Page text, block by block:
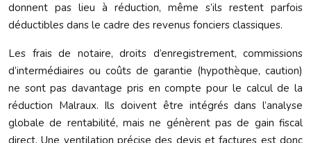
donnent pas lieu à réduction, même s’ils restent parfois
déductibles dans le cadre des revenus fonciers classiques.
Les frais de notaire, droits d’enregistrement, commissions
d’intermédiaires ou coûts de garantie (hypothèque, caution)
ne sont pas davantage pris en compte pour le calcul de la
réduction Malraux. Ils doivent être intégrés dans l’analyse
globale de rentabilité, mais ne génèrent pas de gain fiscal
direct. Une ventilation précise des devis et factures est donc